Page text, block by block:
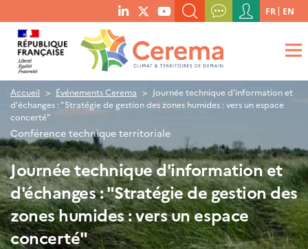
menu
social
links
RECHERCHER UN MOT-CLÉ, UNE PUBLICATION, ETC.
QUE RECHERCHEZ-VOUS ?
Menu
du
compte
de
l'utilisateur
FR EN
Accueil Événements Cerema
Journée technique d'information et
d'échanges : "Stratégie de gestion des zones humides : vers un espace
concerté"
Conférence technique territoriale
Journée technique d'information et
d'échanges : "Stratégie de gestion des
zones humides : vers un espace
concerté"